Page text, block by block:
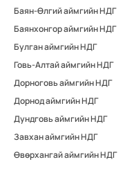
Баян-Өлгий аймгийн НДГ
Баянхонгор аймгийн НДГ
Булган аймгийн НДГ
Говь-Алтай аймгийн НДГ
Дорноговь аймгийн НДГ
Дорнод аймгийн НДГ
Дундговь аймгийн НДГ
Завхан аймгийн НДГ
Өвөрхангай аймгийн НДГ